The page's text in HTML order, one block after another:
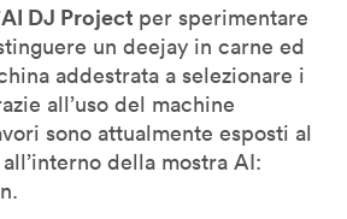
AI DJ Project per sperimentare
un deejay in carne ed
addestrata a selezionare i
all’uso del machine
sono attualmente esposti al
della mostra AI: